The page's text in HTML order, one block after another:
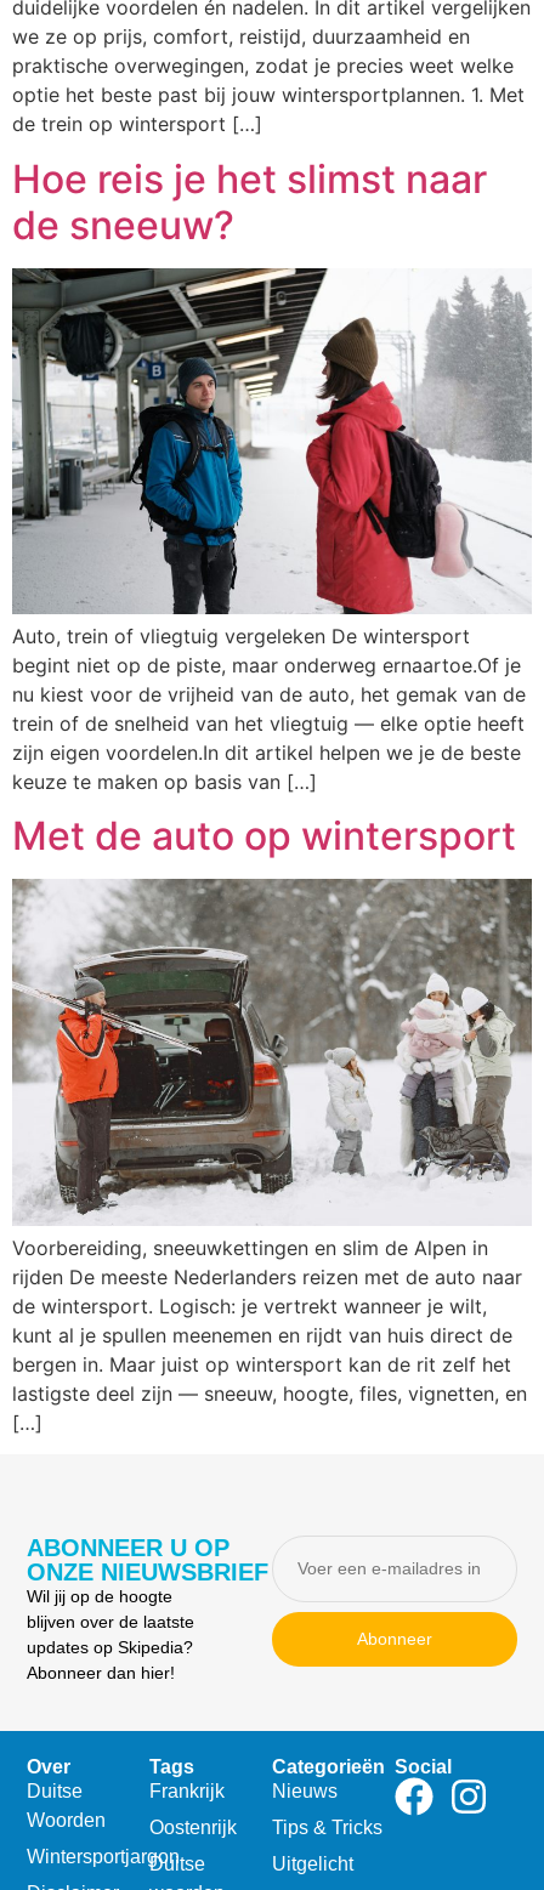
duidelijke voordelen én nadelen. In dit artikel vergelijken
we ze op prijs, comfort, reistijd, duurzaamheid en
praktische overwegingen, zodat je precies weet welke
optie het beste past bij jouw wintersportplannen. 1. Met
de trein op wintersport […]
Hoe reis je het slimst naar
de sneeuw?
Auto, trein of vliegtuig vergeleken De wintersport
begint niet op de piste, maar onderweg ernaartoe.Of je
nu kiest voor de vrijheid van de auto, het gemak van de
trein of de snelheid van het vliegtuig — elke optie heeft
zijn eigen voordelen.In dit artikel helpen we je de beste
keuze te maken op basis van […]
Met de auto op wintersport
Voorbereiding, sneeuwkettingen en slim de Alpen in
rijden De meeste Nederlanders reizen met de auto naar
de wintersport. Logisch: je vertrekt wanneer je wilt,
kunt al je spullen meenemen en rijdt van huis direct de
bergen in. Maar juist op wintersport kan de rit zelf het
lastigste deel zijn — sneeuw, hoogte, files, vignetten, en
[…]
ABONNEER U OP
ONZE NIEUWSBRIEF
Wil jij op de hoogte
blijven over de laatste
updates op Skipedia?
Abonneer dan hier!
Abonneer
Over
Duitse
Woorden
Wintersportjargon
Tags
Frankrijk
Oostenrijk
Duitse
Categorieën
Nieuws
Tips & Tricks
Uitgelicht
Social